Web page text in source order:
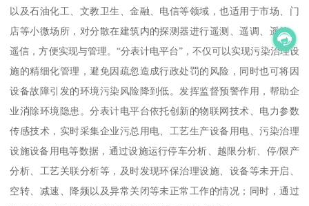
以及石油化工、文教卫生、金融、电信等领域，也适用于市场、门
店等小微场所，对分散在建筑内的探测器进行遥测、遥调、遥控、
遥信，方便实现与管理。“分表计电平台”，不仅可以实现污染治理设
施的精细化管理，避免因疏忽造成行政处罚的风险，同时也可将因
设备故障引发的环境污染风险降到低。发挥监督预警作用，帮助企
业消除环境隐患。分表计电平台依托创新的物联网技术、电力参数
传感技术，实时采集企业污总用电、工艺生产设备用电、污染治理
设施设备用电等数据，通过设施运行停车分析、越限分析、停/限产
分析、工艺关联分析等，及时发现环保治理设施、设备等未开启、
空转、减速、降频以及异常关闭等未正常工作的情况；同时，通过